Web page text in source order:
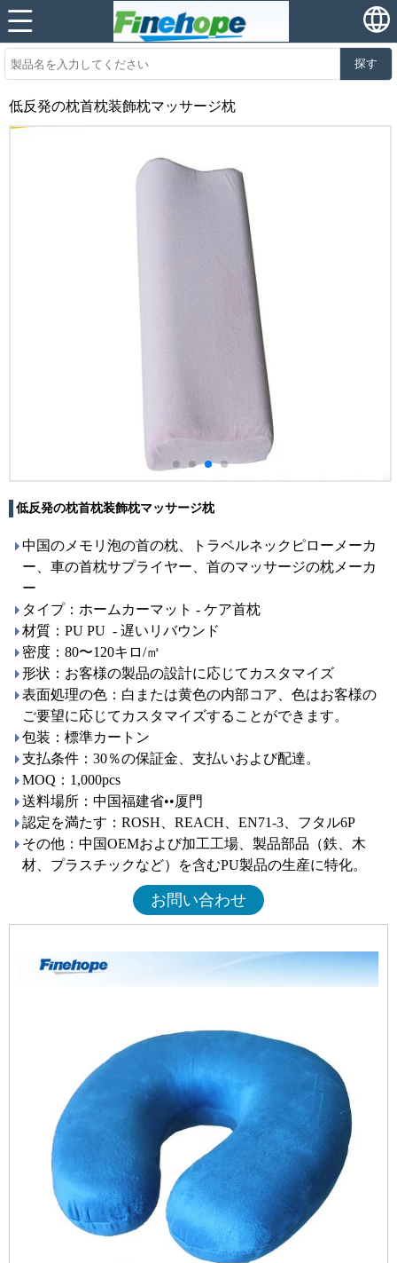
探す
低反発の枕首枕装飾枕マッサージ枕
低反発の枕首枕装飾枕マッサージ枕
中国のメモリ泡の首の枕、トラベルネックピローメーカ
ー、車の首枕サプライヤー、首のマッサージの枕メーカ
ー
タイプ：ホームカーマット - ケア首枕
材質：PU PU - 遅いリバウンド
密度：80〜120キロ/㎥
形状：お客様の製品の設計に応じてカスタマイズ
表面処理の色：白または黄色の内部コア、色はお客様の
ご要望に応じてカスタマイズすることができます。
包装：標準カートン
支払条件：30％の保証金、支払いおよび配達。
MOQ：1,000pcs
送料場所：中国福建省••厦門
認定を満たす：ROSH、REACH、EN71-3、フタル6P
その他：中国OEMおよび加工工場、製品部品（鉄、木
材、プラスチックなど）を含むPU製品の生産に特化。
お問い合わせ